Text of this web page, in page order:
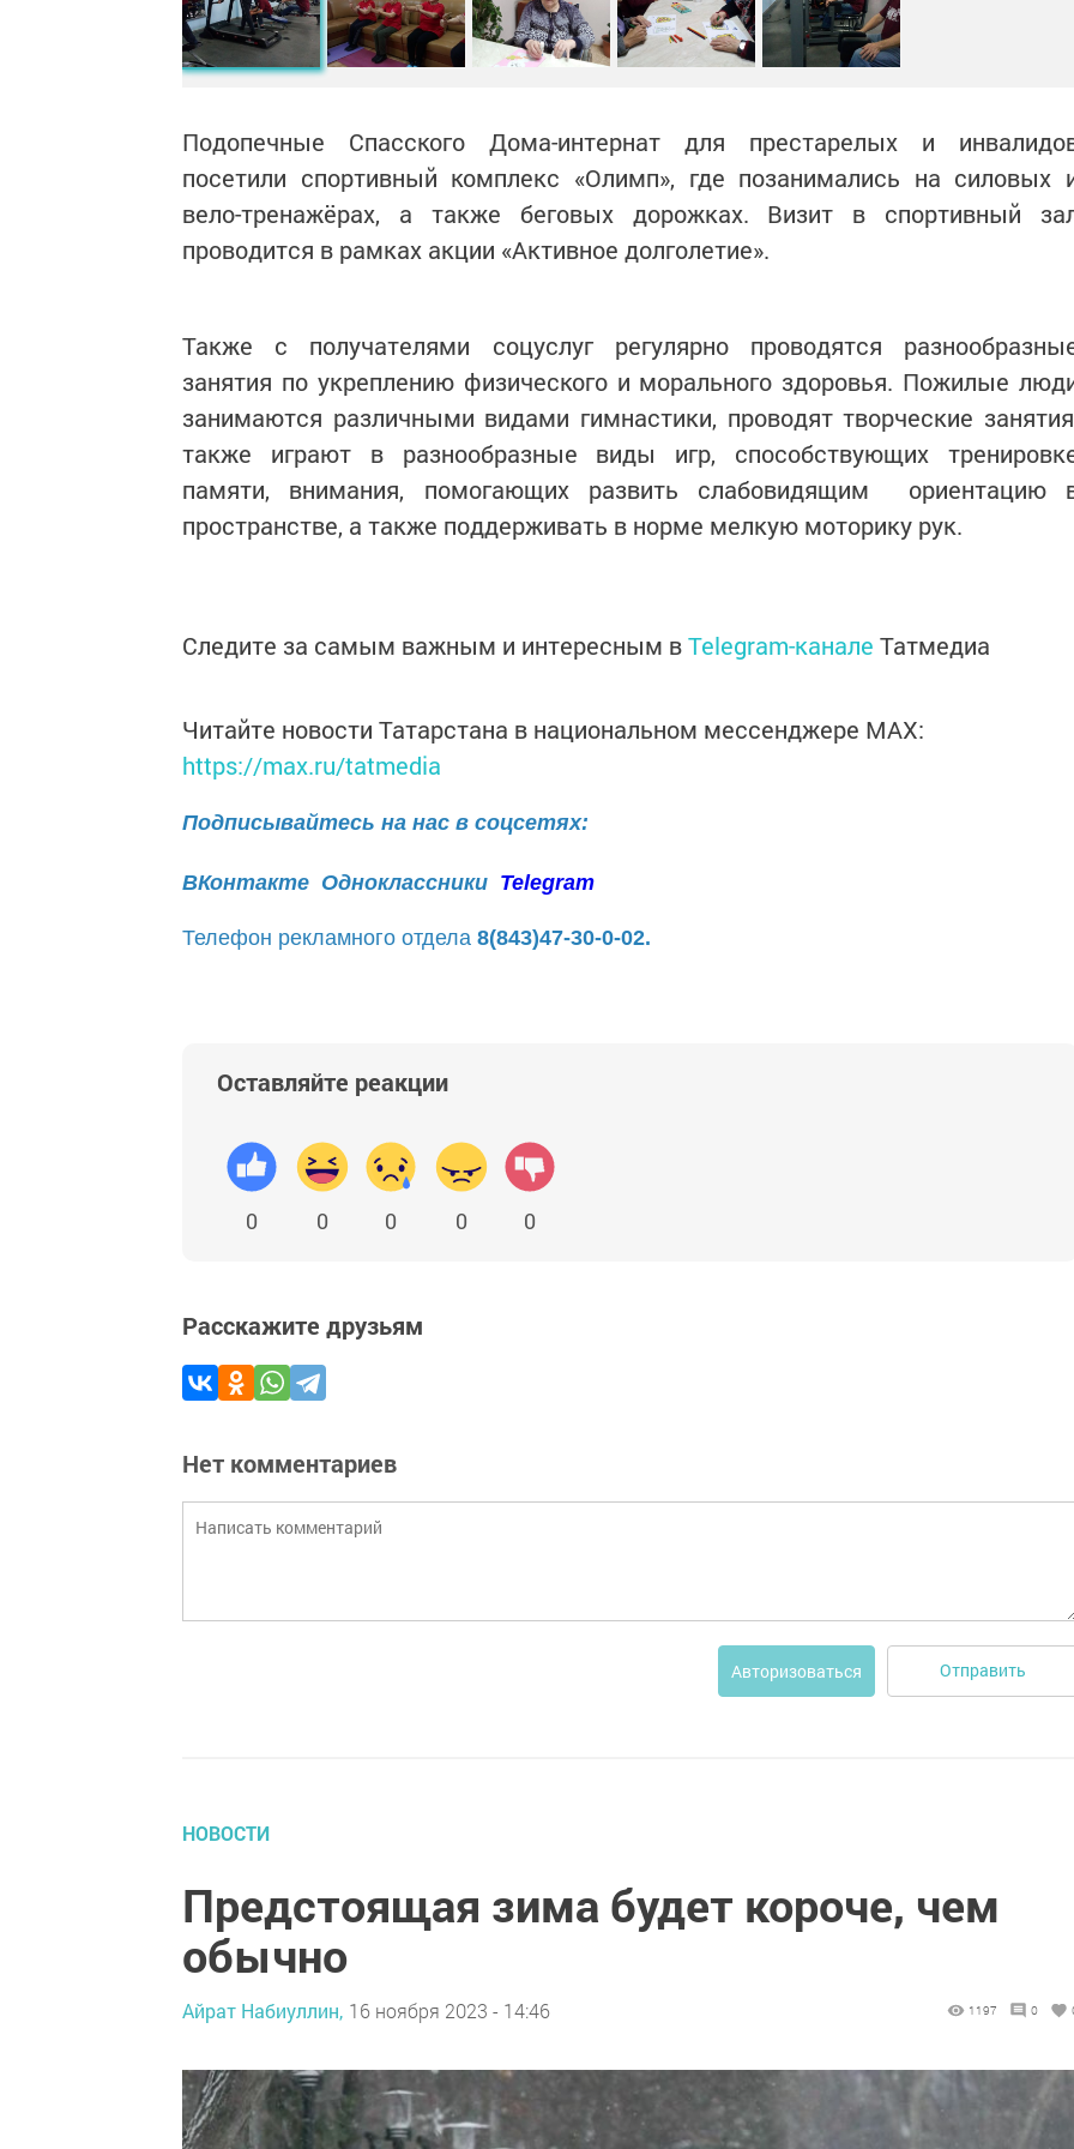
Подопечные Спасского Дома-интернат для престарелых и
посетили спортивный комплекс «Олимп», где позанимались на силовых
вело-тренажёрах, а также беговых дорожках. Визит в спортивный
проводится в рамках акции «Активное долголетие».
Также с получателями соцуслуг регулярно проводятся
занятия по укреплению физического и морального здоровья. Пожилые
занимаются различными видами гимнастики, проводят творческие
также играют в разнообразные виды игр, способствующих
памяти, внимания, помогающих развить слабовидящим ориентацию
пространстве, а также поддерживать в норме мелкую моторику рук.
Следите за самым важным и интересным вTelegram-канале Татмедиа
Читайте новости Татарстана в национальном мессенджере MАХ:
https://max.ru/tatmedia
Подписывайтесь на нас в соцсетях:
ВКонтакте Одноклассники Telegram
Телефон рекламного отдела 8(843)47-30-0-02.
Оставляйте реакции
0 0 0 0 0
Расскажите друзьям
Нет комментариев
Авторизоваться Отправить
НОВОСТИ
Предстоящая зима будет короче, чем
обычно
Айрат Набиуллин, 16 ноября 2023 - 14:46 1197 0